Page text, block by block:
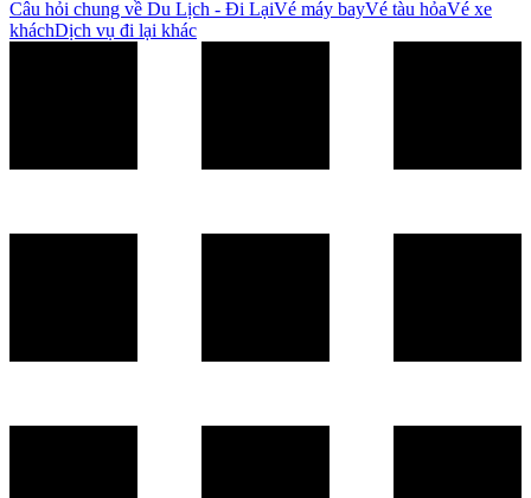
Câu hỏi chung về Du Lịch - Đi LạiVé máy bayVé tàu hỏaVé xe
kháchDịch vụ đi lại khác